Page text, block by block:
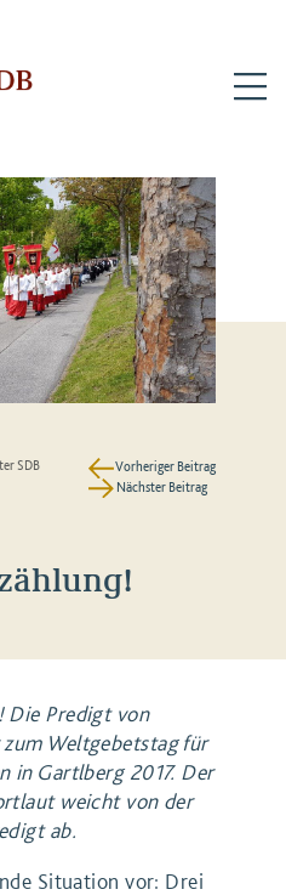
SDB
Vorheriger Beitrag
Nächster Beitrag
Die Predigt von
Weltgebetstag für
in Gartlberg 2017. Der
weicht von der
ab.
Situation vor: Drei